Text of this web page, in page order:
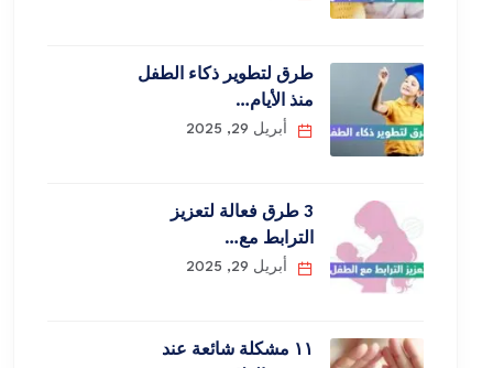
طرق لتطوير ذكاء الطفل
منذ الأيام…
أبريل 29, 2025
3 طرق فعالة لتعزيز
الترابط مع…
أبريل 29, 2025
١١ مشكلة شائعة عند